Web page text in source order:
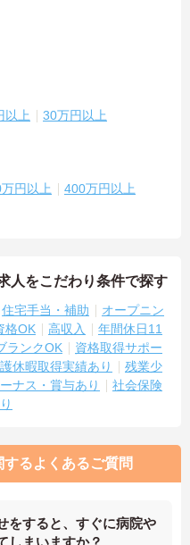
以上 30万円以上
円以上 400万円以上
人をこだわり条件で探す
住宅手当・補助
オープニン
格OK 高収入
年間休日11
ランクOK
資格取得サポー
休暇取得実績あり
残業少
ナス・賞与あり
社会保険
るよくあるご質問
をすると、すぐに病院や
しまいますか？